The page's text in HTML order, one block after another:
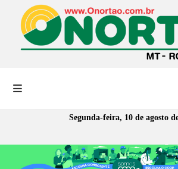
Segunda-feira, 10 de agosto